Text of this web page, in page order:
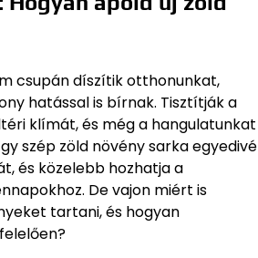
csupán díszítik otthonunkat,
hatással is bírnak. Tisztítják a
klímát, és még a hangulatunkat
szép zöld növény sarka egyedivé
és közelebb hozhatja a
De vajon miért is
tartani, és hogyan